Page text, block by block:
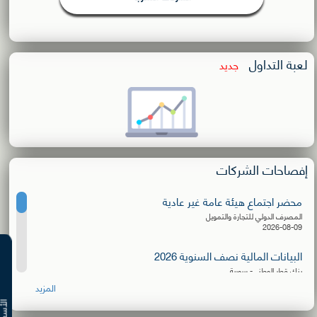
لعبة التداول جديد
إفصاحات الشركات
محضر اجتماع هيئة عامة غير عادية
المصرف الدولي للتجارة والتمويل
2026-08-09
البيانات المالية نصف السنوية 2026
بنك قطر الوطني- سورية
إعلان توزيع كسور الأسهم المجانية
المزيد